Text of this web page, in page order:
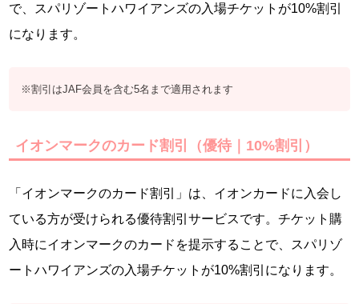
で、スパリゾートハワイアンズの入場チケットが10%割引
になります。
※割引はJAF会員を含む5名まで適用されます
イオンマークのカード割引（優待｜10%割引）
「イオンマークのカード割引」は、イオンカードに入会し
ている方が受けられる優待割引サービスです。チケット購
入時にイオンマークのカードを提示することで、スパリゾ
ートハワイアンズの入場チケットが10%割引になります。